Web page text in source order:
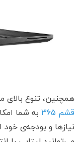
همچنین، تنوع بالای
قشم 365
به شما
نیازها و بودجه‌ی خود